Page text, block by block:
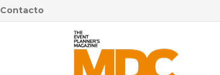
Contacto